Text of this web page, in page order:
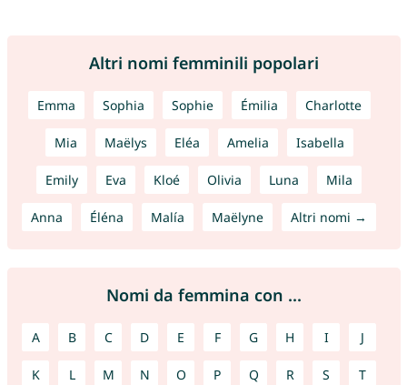
Altri nomi femminili popolari
Emma Sophia Sophie Émilia Charlotte
Mia Maëlys Eléa Amelia Isabella
Emily Eva Kloé Olivia Luna Mila
Anna Éléna Malía Maëlyne Altri nomi →
Nomi da femmina con ...
A B C D E F G H I J
K L M N O P Q R S T